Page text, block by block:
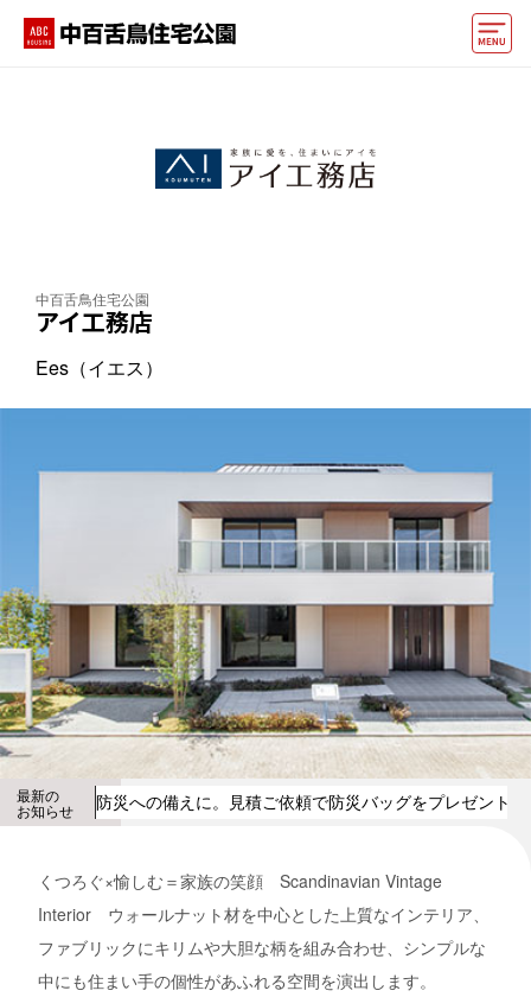
住宅会社・ハウスメーカー
好みからモデルハウスを探す
マイページ アカウント登録
中百舌鳥住宅公園
アイ工務店
Ees（イエス）
最新の
お知らせ 防災への備えに。見積ご依頼で防災バッグをプレゼント
くつろぐ×愉しむ＝家族の笑顔 Scandinavian Vintage
Interior ウォールナット材を中心とした上質なインテリア、
ファブリックにキリムや大胆な柄を組み合わせ、シンプルな
中にも住まい手の個性があふれる空間を演出します。